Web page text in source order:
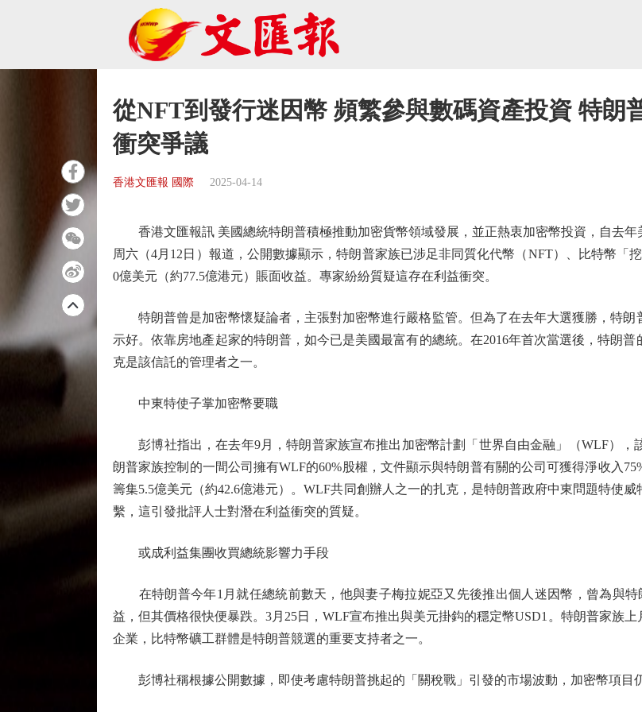
從NFT到發行迷因幣 頻繁參與數碼資產投資 特朗
衝突爭議
香港文匯報 國際 2025-04-14
香港文匯報訊 美國總統特朗普積極推動加密貨幣領域發展，並正熱衷加密幣投資，自去年
周六（4月12日）報道，公開數據顯示，特朗普家族已涉足非同質化代幣（NFT）、比特幣「
0億美元（約77.5億港元）賬面收益。專家紛紛質疑這存在利益衝突。
特朗普曾是加密幣懷疑論者，主張對加密幣進行嚴格監管。但為了在去年大選獲勝，特朗
示好。依靠房地產起家的特朗普，如今已是美國最富有的總統。在2016年首次當選後，特朗
克是該信託的管理者之一。
中東特使子掌加密幣要職
彭博社指出，在去年9月，特朗普家族宣布推出加密幣計劃「世界自由金融」（WLF），
朗普家族控制的一間公司擁有WLF的60%股權，文件顯示與特朗普有關的公司可獲得淨收入
籌集5.5億美元（約42.6億港元）。WLF共同創辦人之一的扎克，是特朗普政府中東問題特使
繫，這引發批評人士對潛在利益衝突的質疑。
或成利益集團收買總統影響力手段
在特朗普今年1月就任總統前數天，他與妻子梅拉妮亞又先後推出個人迷因幣，曾為與特
益，但其價格很快便暴跌。3月25日，WLF宣布推出與美元掛鈎的穩定幣USD1。特朗普家族
企業，比特幣礦工群體是特朗普競選的重要支持者之一。
彭博社稱根據公開數據，即使考慮特朗普挑起的「關稅戰」引發的市場波動，加密幣項目